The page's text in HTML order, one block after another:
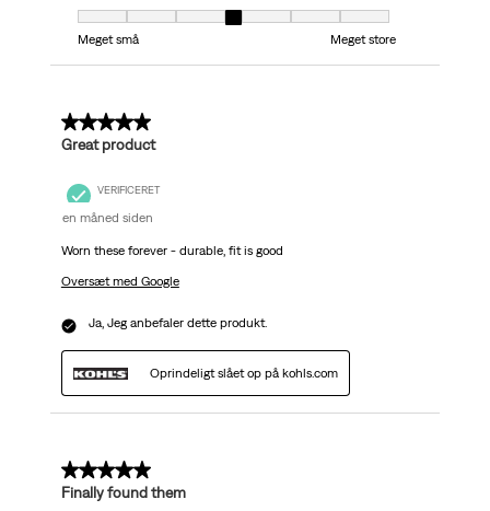
Pasform, 4 ud af 7, hvor 1 er lig med Meget små og 7 er lig med Meget
Meget små
Meget store
5 ud af 5 stjerner.
Great product
VERIFICERET
en måned siden
Worn these forever - durable, fit is good
Oversæt med Google
Ja, Jeg anbefaler dette produkt.
Oprindeligt slået op på kohls.com
5 ud af 5 stjerner.
Finally found them